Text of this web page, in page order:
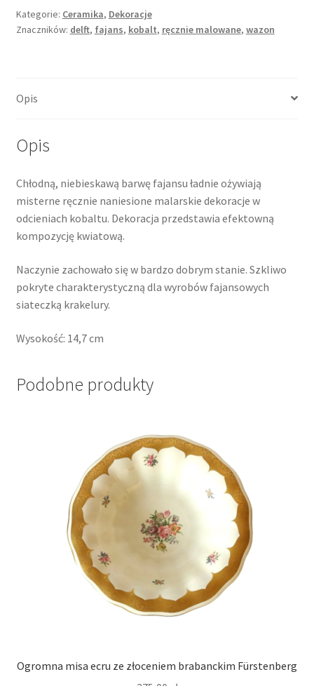
Kategorie: Ceramika, Dekoracje
Znaczników: delft, fajans, kobalt, ręcznie malowane, wazon
Opis
Opis
Chłodną, niebieskawą barwę fajansu ładnie ożywiają
misterne ręcznie naniesione malarskie dekoracje w
odcieniach kobaltu. Dekoracja przedstawia efektowną
kompozycję kwiatową.
Naczynie zachowało się w bardzo dobrym stanie. Szkliwo
pokryte charakterystyczną dla wyrobów fajansowych
siateczką krakelury.
Wysokość: 14,7 cm
Podobne produkty
Ogromna misa ecru ze złoceniem brabanckim Fürstenberg